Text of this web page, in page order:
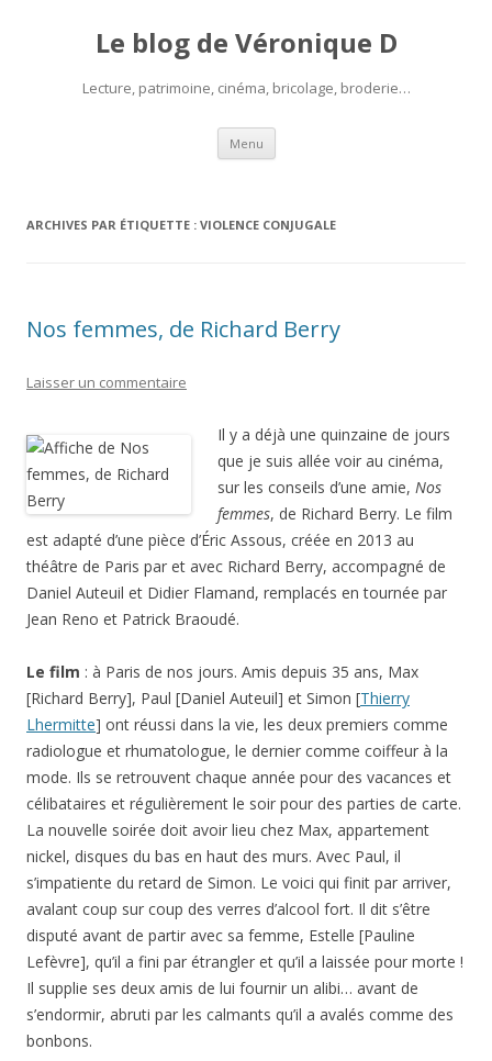
Le blog de Véronique D
Lecture, patrimoine, cinéma, bricolage, broderie…
Menu Aller
contenu
ARCHIVES PAR ÉTIQUETTE : VIOLENCE CONJUGALE
Nos femmes, de Richard Berry
Laisser un commentaire
Il y a déjà une quinzaine de jours
que je suis allée voir au cinéma,
sur les conseils d’une amie, Nos
femmes, de Richard Berry. Le film
est adapté d’une pièce d’Éric Assous, créée en 2013 au
théâtre de Paris par et avec Richard Berry, accompagné de
Daniel Auteuil et Didier Flamand, remplacés en tournée par
Jean Reno et Patrick Braoudé.
Le film : à Paris de nos jours. Amis depuis 35 ans, Max
[Richard Berry], Paul [Daniel Auteuil] et Simon [Thierry
Lhermitte] ont réussi dans la vie, les deux premiers comme
radiologue et rhumatologue, le dernier comme coiffeur à la
mode. Ils se retrouvent chaque année pour des vacances et
célibataires et régulièrement le soir pour des parties de carte.
La nouvelle soirée doit avoir lieu chez Max, appartement
nickel, disques du bas en haut des murs. Avec Paul, il
s’impatiente du retard de Simon. Le voici qui finit par arriver,
avalant coup sur coup des verres d’alcool fort. Il dit s’être
disputé avant de partir avec sa femme, Estelle [Pauline
Lefèvre], qu’il a fini par étrangler et qu’il a laissée pour morte !
Il supplie ses deux amis de lui fournir un alibi… avant de
s’endormir, abruti par les calmants qu’il a avalés comme des
bonbons.